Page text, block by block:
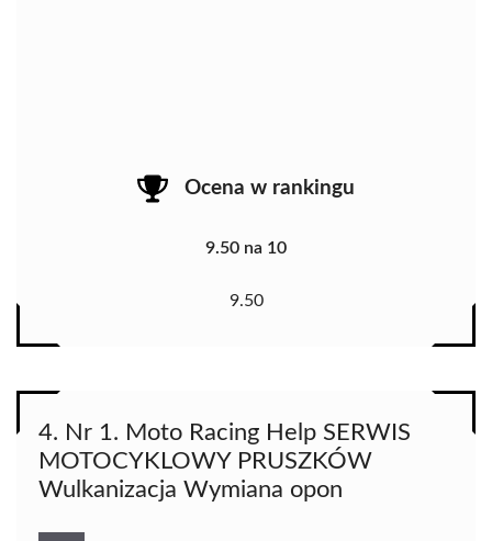
Ocena w rankingu
9.50 na 10
9.50
4. Nr 1. Moto Racing Help SERWIS
MOTOCYKLOWY PRUSZKÓW
Wulkanizacja Wymiana opon